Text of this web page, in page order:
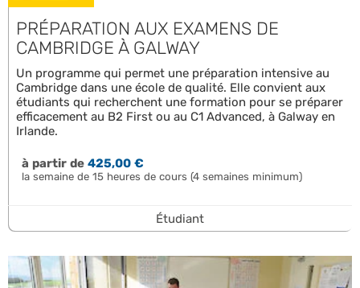
PRÉPARATION AUX EXAMENS DE
CAMBRIDGE À GALWAY
Un programme qui permet une préparation intensive au
Cambridge dans une école de qualité. Elle convient aux
étudiants qui recherchent une formation pour se préparer
efficacement au B2 First ou au C1 Advanced, à Galway en
Irlande.
à partir de425,00 €
la semaine de 15 heures de cours (4 semaines minimum)
Étudiant